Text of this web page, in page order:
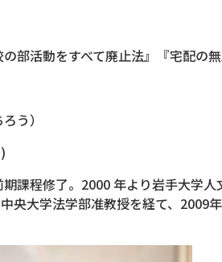
活動をすべて廃止法』『宅配の無
う）
課程修了。2000 年より岩手大学
央大学法学部准教授を経て、2009